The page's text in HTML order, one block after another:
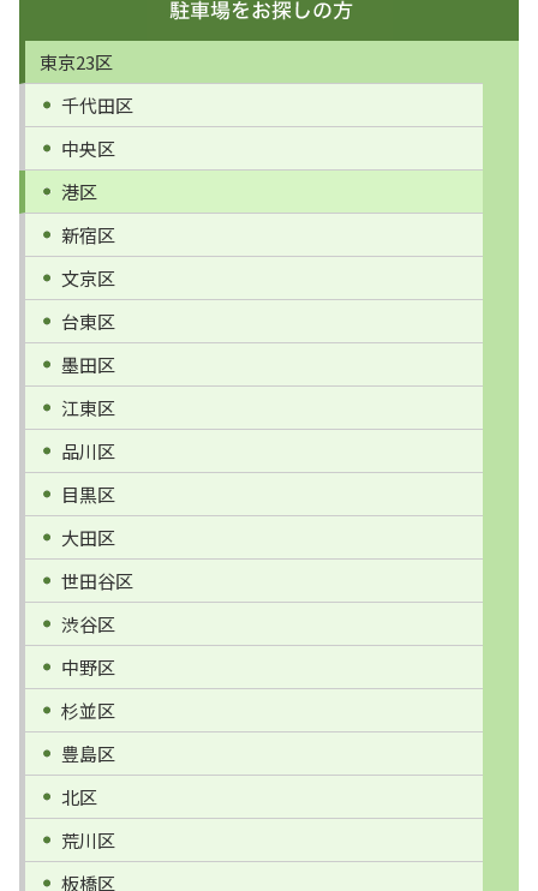
東京23区
千代田区
中央区
港区
新宿区
文京区
台東区
墨田区
江東区
品川区
目黒区
大田区
世田谷区
渋谷区
中野区
杉並区
豊島区
北区
荒川区
板橋区